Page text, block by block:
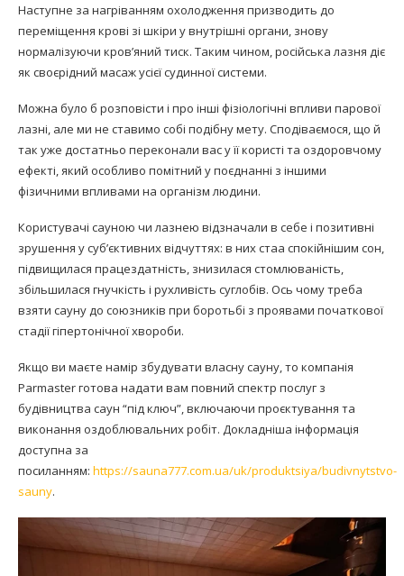
Наступне за нагріванням охолодження призводить до
переміщення крові зі шкіри у внутрішні органи, знову
нормалізуючи кров’яний тиск. Таким чином, російська лазня діє
як своєрідний масаж усієї судинної системи.
Можна було б розповісти і про інші фізіологічні впливи парової
лазні, але ми не ставимо собі подібну мету. Сподіваємося, що й
так уже достатньо переконали вас у її користі та оздоровчому
ефекті, який особливо помітний у поєднанні з іншими
фізичними впливами на організм людини.
Користувачі сауною чи лазнею відзначали в себе і позитивні
зрушення у суб’єктивних відчуттях: в них стаа спокійнішим сон,
підвищилася працездатність, знизилася стомлюваність,
збільшилася гнучкість і рухливість суглобів. Ось чому треба
взяти сауну до союзників при боротьбі з проявами початкової
стадії гіпертонічної хвороби.
Якщо ви маєте намір збудувати власну сауну, то компанія
Parmaster готова надати вам повний спектр послуг з
будівництва саун “під ключ”, включаючи проєктування та
виконання оздоблювальних робіт. Докладніша інформація
доступна за
посиланням: https://sauna777.com.ua/uk/produktsiya/budivnytstvo-
sauny.